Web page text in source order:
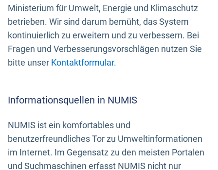
Ministerium für Umwelt, Energie und Klimaschutz
betrieben. Wir sind darum bemüht, das System
kontinuierlich zu erweitern und zu verbessern. Bei
Fragen und Verbesserungsvorschlägen nutzen Sie
bitte unser Kontaktformular.
Informationsquellen in NUMIS
NUMIS ist ein komfortables und
benutzerfreundliches Tor zu Umweltinformationen
im Internet. Im Gegensatz zu den meisten Portalen
und Suchmaschinen erfasst NUMIS nicht nur